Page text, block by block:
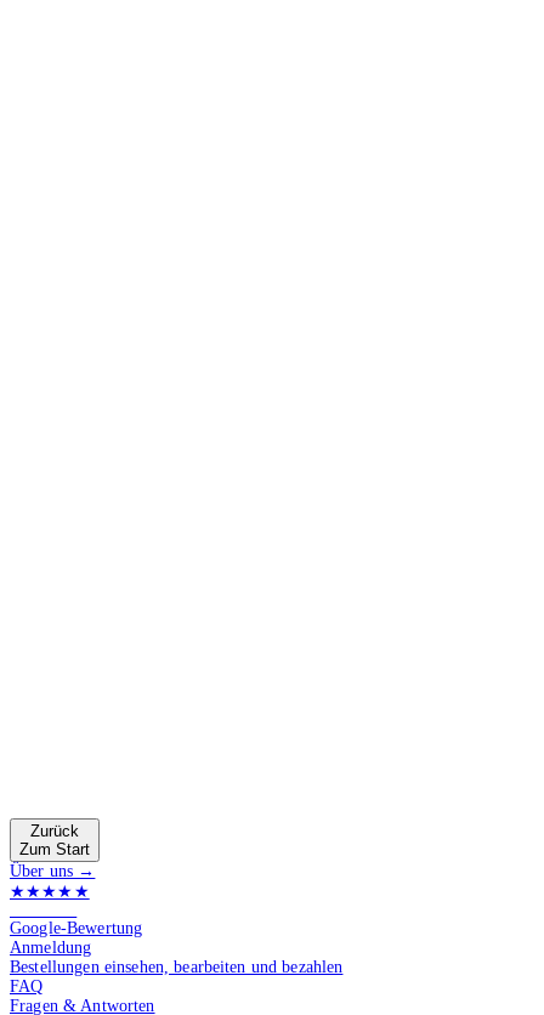
Zurück
Zum Start
Über uns →
★★★★★
Google-Bewertung
Anmeldung
Bestellungen einsehen, bearbeiten und bezahlen
FAQ
Fragen & Antworten